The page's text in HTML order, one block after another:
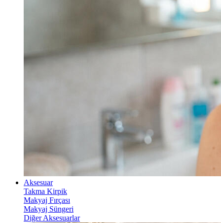
Aksesuar
Takma Kirpik
Makyaj Fırçası
Makyaj Süngeri
Diğer Aksesuarlar